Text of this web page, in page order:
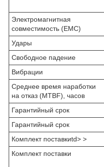
Электромагнитная
совместимость (EMC)
Удары
Свободное падение
Вибрации
Среднее время наработки
на отказ (MTBF), часов
Гарантийный срок
Гарантийный срок
Комплект поставкиtd> >
Комплект поставки